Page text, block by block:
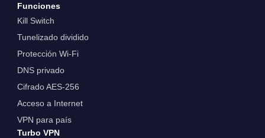
Funciones
Kill Switch
Tunelizado dividido
Protección Wi-Fi
DNS privado
Cifrado AES-256
Acceso a Internet
VPN para país
Turbo VPN